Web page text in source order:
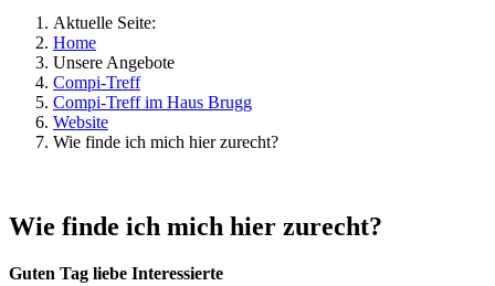
Aktuelle Seite:
Home
Unsere Angebote
Compi-Treff
Compi-Treff im Haus Brugg
Website
Wie finde ich mich hier zurecht?
Wie finde ich mich hier zurecht?
Guten Tag liebe Interessierte